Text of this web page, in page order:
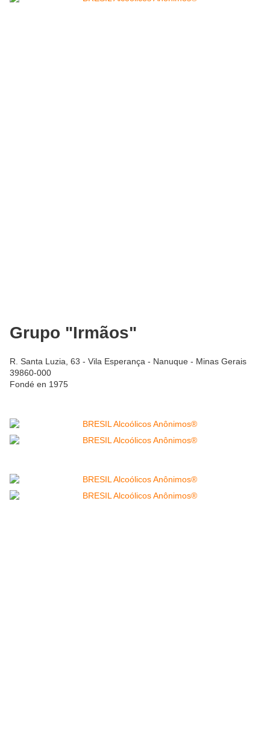
Grupo "Irmãos"
R. Santa Luzia, 63 - Vila Esperança - Nanuque - Minas Gerais
39860-000
Fondé en 1975